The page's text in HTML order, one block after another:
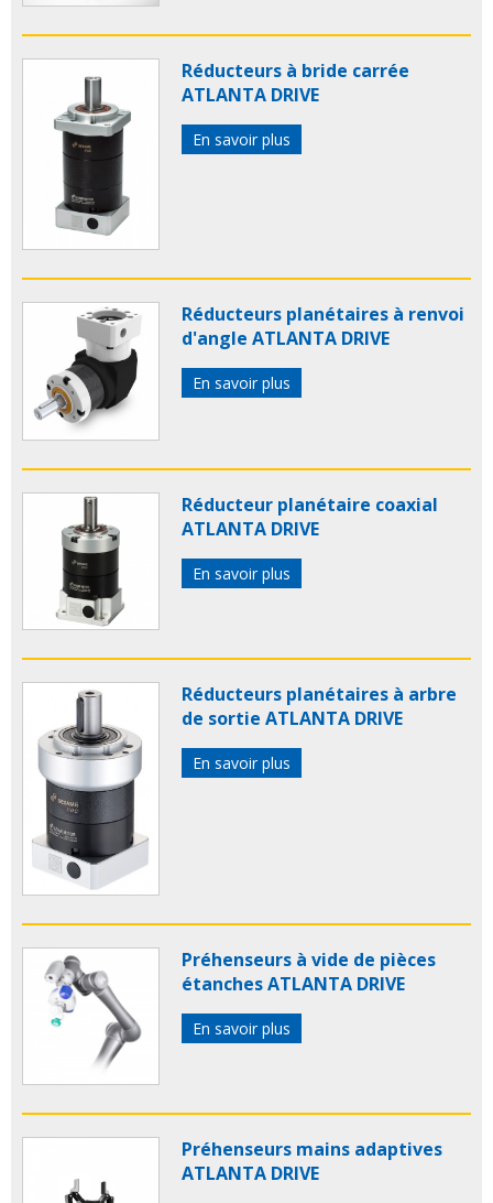
Réducteurs à bride carrée
ATLANTA DRIVE
En savoir plus
Réducteurs planétaires à renvoi
d'angle ATLANTA DRIVE
En savoir plus
Réducteur planétaire coaxial
ATLANTA DRIVE
En savoir plus
Réducteurs planétaires à arbre
de sortie ATLANTA DRIVE
En savoir plus
Préhenseurs à vide de pièces
étanches ATLANTA DRIVE
En savoir plus
Préhenseurs mains adaptives
ATLANTA DRIVE